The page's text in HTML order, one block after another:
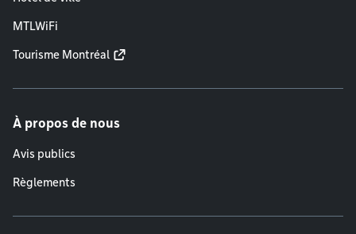
MTLWiFi
Tourisme Montréal
À propos de nous
Avis publics
Règlements